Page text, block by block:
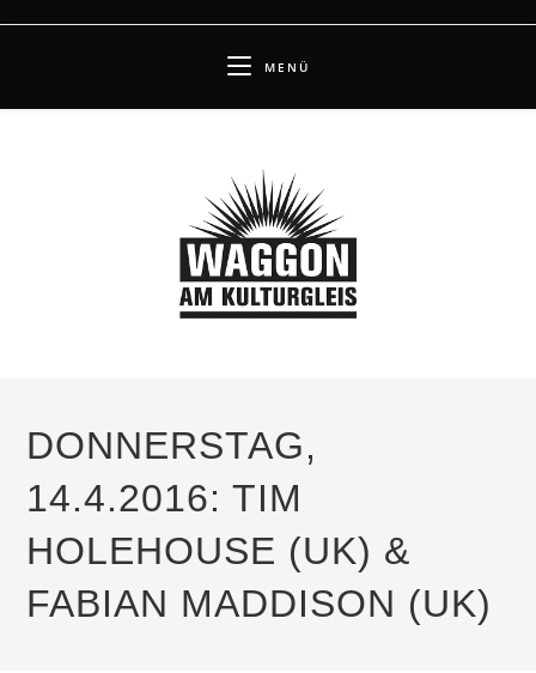
MENÜ
DONNERSTAG,
14.4.2016: TIM
HOLEHOUSE (UK) &
FABIAN MADDISON (UK)